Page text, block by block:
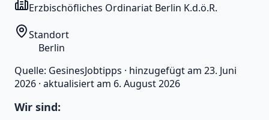
Erzbischöfliches Ordinariat Berlin K.d.ö.R.
Standort
Berlin
Quelle: GesinesJobtipps · hinzugefügt am 23. Juni
2026 · aktualisiert am 6. August 2026
Wir sind: